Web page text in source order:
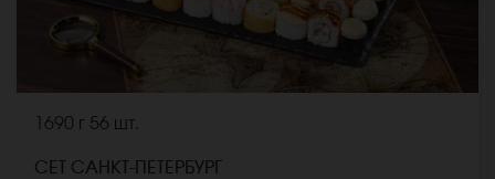
1690 г 56 шт.
СЕТ САНКТ-ПЕТЕРБУРГ